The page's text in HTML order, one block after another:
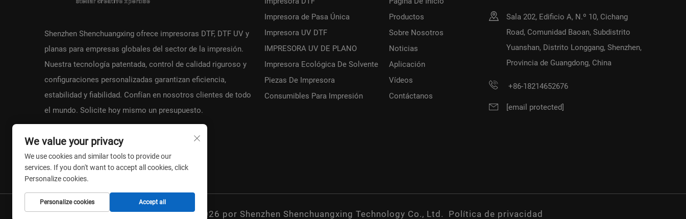
Shenzhen Shenchuangxing ofrece impresoras DTF, DTF UV y
planas para empresas globales del sector de la impresión.
Nuestra tecnología patentada, control de calidad riguroso y
configuraciones personalizadas garantizan eficiencia,
estabilidad y fiabilidad. Confían en nosotros clientes de todo
el mundo. Solicite hoy mismo un presupuesto.
Impresora de Pasa Única
Impresora UV DTF
IMPRESORA UV DE PLANO
Impresora Ecológica De Solvente
Piezas De Impresora
Consumibles Para Impresión
Productos
Sobre Nosotros
Noticias
Aplicación
Vídeos
Contáctanos
Sala 202, Edificio A, N.º 10, Cichang
Road, Comunidad Baoan, Subdistrito
Yuanshan, Distrito Longgang, Shenzhen,
Provincia de Guangdong, China
+86-18214652676
[email protected]
Copyright © 2026 por Shenzhen Shenchuangxing Technology Co., Ltd. Política de privacidad
We value your privacy
We use cookies and similar tools to provide our
services. If you don't want to accept all cookies, click
Personalize cookies.
Personalize cookies Accept all